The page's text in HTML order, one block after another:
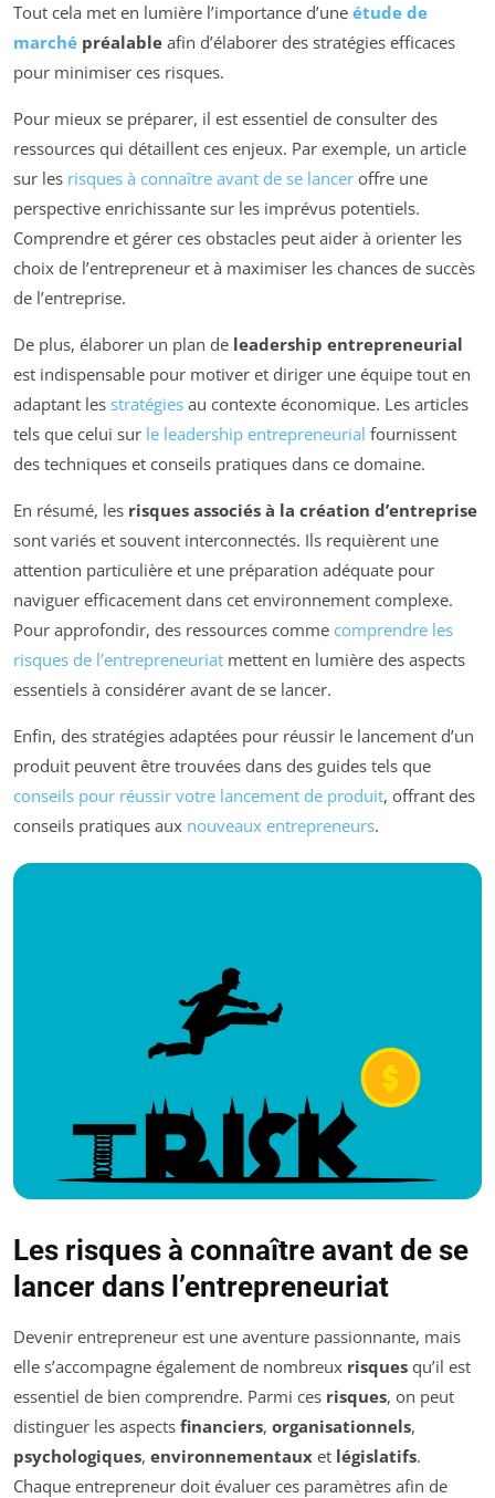
Tout cela met en lumière l’importance d’une étude de
marché préalable afin d’élaborer des stratégies efficaces
pour minimiser ces risques.
Pour mieux se préparer, il est essentiel de consulter des
ressources qui détaillent ces enjeux. Par exemple, un article
sur les risques à connaître avant de se lancer offre une
perspective enrichissante sur les imprévus potentiels.
Comprendre et gérer ces obstacles peut aider à orienter les
choix de l’entrepreneur et à maximiser les chances de succès
de l’entreprise.
De plus, élaborer un plan de leadership entrepreneurial
est indispensable pour motiver et diriger une équipe tout en
adaptant les stratégies au contexte économique. Les articles
tels que celui sur le leadership entrepreneurial fournissent
des techniques et conseils pratiques dans ce domaine.
En résumé, les risques associés à la création d’entreprise
sont variés et souvent interconnectés. Ils requièrent une
attention particulière et une préparation adéquate pour
naviguer efficacement dans cet environnement complexe.
Pour approfondir, des ressources comme comprendre les
risques de l’entrepreneuriat mettent en lumière des aspects
essentiels à considérer avant de se lancer.
Enfin, des stratégies adaptées pour réussir le lancement d’un
produit peuvent être trouvées dans des guides tels que
conseils pour réussir votre lancement de produit, offrant des
conseils pratiques aux nouveaux entrepreneurs.
Les risques à connaître avant de se
lancer dans l’entrepreneuriat
Devenir entrepreneur est une aventure passionnante, mais
elle s’accompagne également de nombreux risques qu’il est
essentiel de bien comprendre. Parmi ces risques, on peut
distinguer les aspects financiers, organisationnels,
psychologiques, environnementaux et législatifs.
Chaque entrepreneur doit évaluer ces paramètres afin de